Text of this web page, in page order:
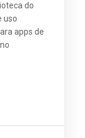
do
uso
apps de